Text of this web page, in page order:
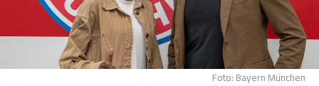
Foto: Bayern München